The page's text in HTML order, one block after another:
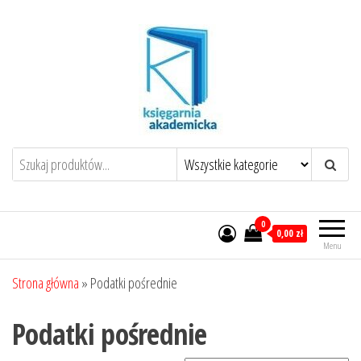
Menu
0
0,00 zł
Strona główna » Podatki pośrednie
Podatki pośrednie